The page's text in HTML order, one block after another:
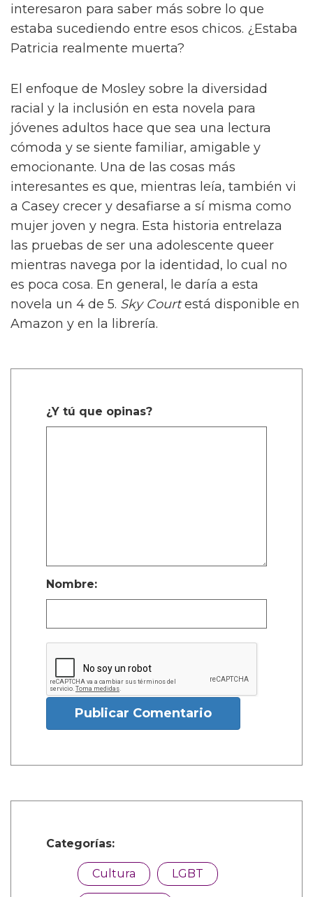
interesaron para saber más sobre lo que
estaba sucediendo entre esos chicos. ¿Estaba
Patricia realmente muerta?
El enfoque de Mosley sobre la diversidad
racial y la inclusión en esta novela para
jóvenes adultos hace que sea una lectura
cómoda y se siente familiar, amigable y
emocionante. Una de las cosas más
interesantes es que, mientras leía, también vi
a Casey crecer y desafiarse a sí misma como
mujer joven y negra. Esta historia entrelaza
las pruebas de ser una adolescente queer
mientras navega por la identidad, lo cual no
es poca cosa. En general, le daría a esta
novela un 4 de 5. Sky Courtestá disponible en
Amazon y en la librería.
¿Y tú que opinas?
Nombre:
Publicar Comentario
Categorías:
Cultura LGBT